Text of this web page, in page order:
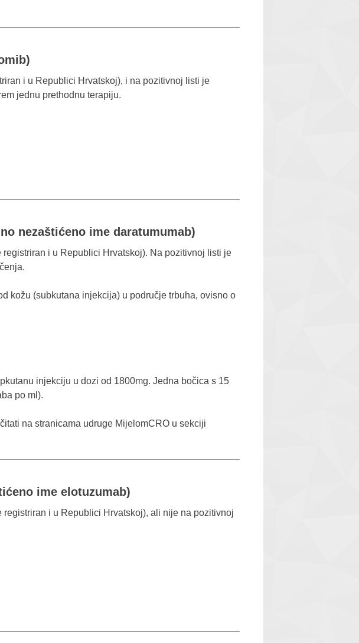
i u Republici Hrvatskoj), i na pozitivnoj listi je
jednu prethodnu terapiju.
nezaštićeno ime daratumumab)
i u Republici Hrvatskoj). Na pozitivnoj listi je
kožu (subkutana injekcija) u područje trbuha, ovisno o
injekciju u dozi od 1800mg. Jedna bočica s 15
po ml).
na stranicama udruge MijelomCRO u sekciji
ime elotuzumab)
i u Republici Hrvatskoj), ali nije na pozitivnoj